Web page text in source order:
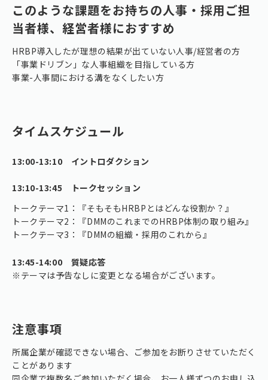
このような課題をお持ちの人事・採用ご担
当者様、経営者様におすすめ
HRBP導入したが理想の結果が出ていない人事/経営者の方
「事業ドリブン」な人事組織を目指している方
事業-人事間における溝をなくしたい方
タイムスケジュール
13:00-13:10 イントロダクション
13:10-13:45 トークセッション
トークテーマ1：『そもそもHRBPとはどんな役割か？』
トークテーマ2：『DMMのこれまでのHRBP体制の取り組み』
トークテーマ3：『DMMの組織・採用のこれから』
13:45-14:00 質疑応答
※テーマは予告なしに変更となる場合がございます。
注意事項
所属企業が確認できない場合、ご参加をお断りさせていただく
ことがあります